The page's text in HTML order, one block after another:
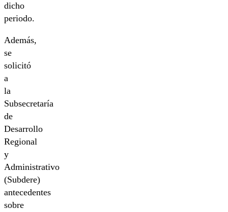
dicho
periodo.
Además,
se
solicitó
a
la
Subsecretaría
de
Desarrollo
Regional
y
Administrativo
(Subdere)
antecedentes
sobre